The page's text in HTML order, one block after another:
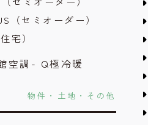
（セミオーダー）
宅）
空調- Q極冷暖
物件・土地・その他